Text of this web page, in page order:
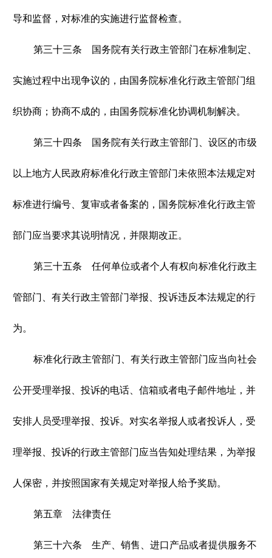
导和监督，对标准的实施进行监督检查。
第三十三条 国务院有关行政主管部门在标准制定、
实施过程中出现争议的，由国务院标准化行政主管部门组
织协商；协商不成的，由国务院标准化协调机制解决。
第三十四条 国务院有关行政主管部门、设区的市级
以上地方人民政府标准化行政主管部门未依照本法规定对
标准进行编号、复审或者备案的，国务院标准化行政主管
部门应当要求其说明情况，并限期改正。
第三十五条 任何单位或者个人有权向标准化行政主
管部门、有关行政主管部门举报、投诉违反本法规定的行
为。
标准化行政主管部门、有关行政主管部门应当向社会
公开受理举报、投诉的电话、信箱或者电子邮件地址，并
安排人员受理举报、投诉。对实名举报人或者投诉人，受
理举报、投诉的行政主管部门应当告知处理结果，为举报
人保密，并按照国家有关规定对举报人给予奖励。
第五章 法律责任
第三十六条 生产、销售、进口产品或者提供服务不